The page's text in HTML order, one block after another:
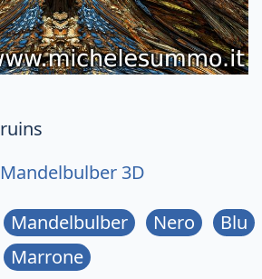
ruins
Mandelbulber 3D
Mandelbulber Nero
Blu
Marrone